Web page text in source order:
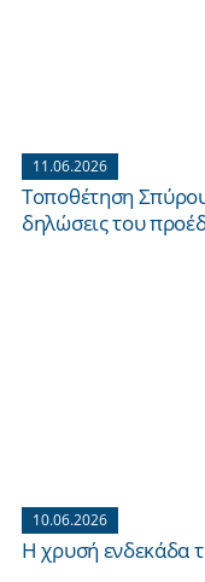
11.06.2026
Τοποθέτηση
δηλώσεις του
10.06.2026
Η χρυσή ενδεκάδα